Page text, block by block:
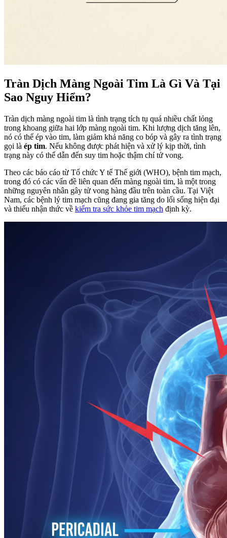
Tràn Dịch Màng Ngoài Tim Là Gì Và Tại
Sao Nguy Hiểm?
Tràn dịch màng ngoài tim là tình trạng tích tụ quá nhiều chất lỏng
trong khoang giữa hai lớp màng ngoài tim. Khi lượng dịch tăng lên,
nó có thể ép vào tim, làm giảm khả năng co bóp và gây ra tình trạng
gọi là ép tim. Nếu không được phát hiện và xử lý kịp thời, tình
trạng này có thể dẫn đến suy tim hoặc thậm chí tử vong.
Theo các báo cáo từ Tổ chức Y tế Thế giới (WHO), bệnh tim mạch,
trong đó có các vấn đề liên quan đến màng ngoài tim, là một trong
những nguyên nhân gây tử vong hàng đầu trên toàn cầu. Tại Việt
Nam, các bệnh lý tim mạch cũng đang gia tăng do lối sống hiện đại
và thiếu nhận thức về kiểm tra sức khỏe tim mạch định kỳ.